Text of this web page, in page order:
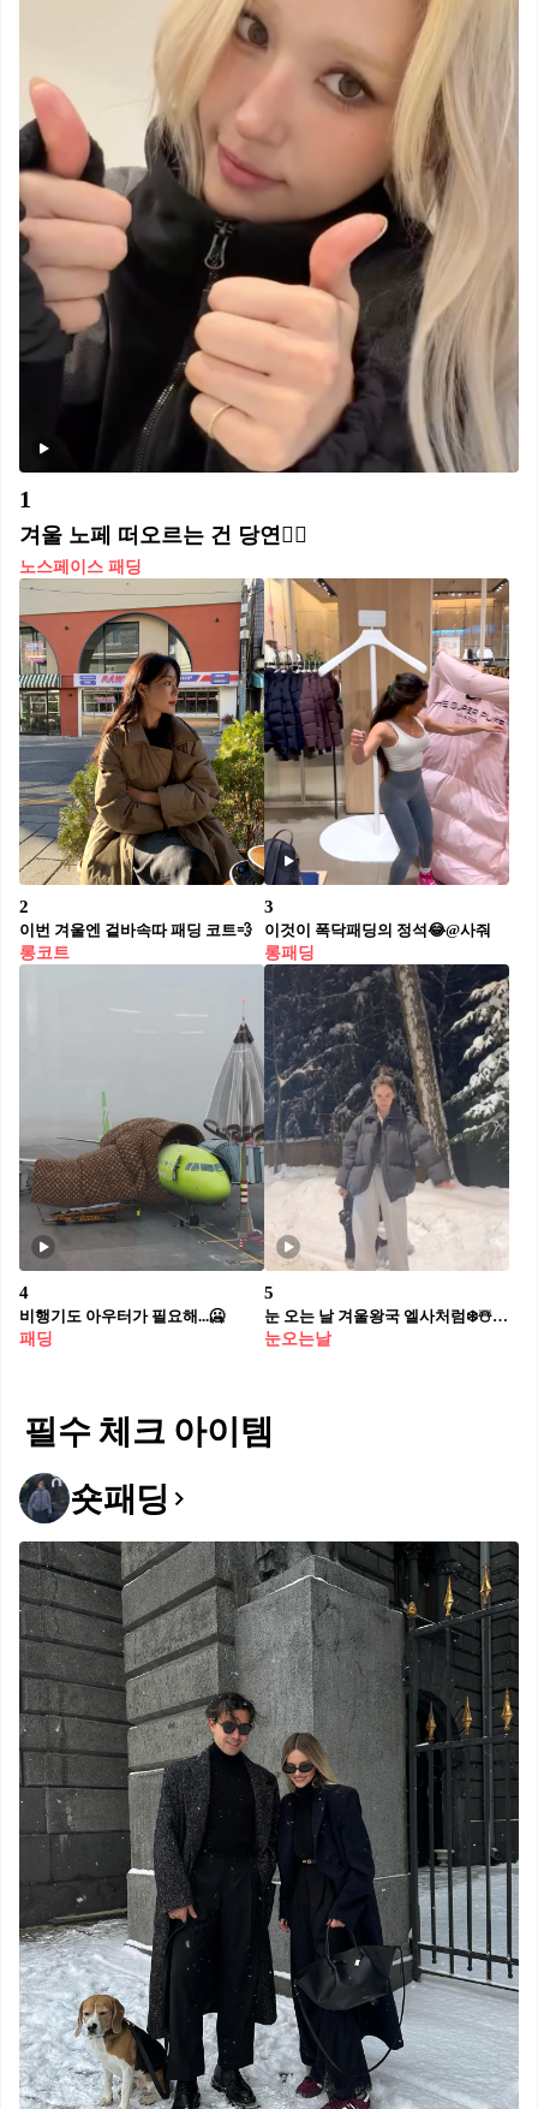
1
겨울 노페 떠오르는 건 당연🙂‍↕️
노스페이스 패딩
2
이번 겨울엔 겉바속따 패딩 코트💨
롱코트
3
이것이 폭닥패딩의 정석😂@사줘
롱패딩
4
비행기도 아우터가 필요해...🥶
패딩
5
눈 오는 날 겨울왕국 엘사처럼❄️☃️@도전
눈오는날
필수 체크 아이템
숏패딩